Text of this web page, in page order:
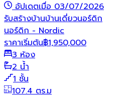
อัปเดตเมื่อ 03/07/2026
รับสร้างบ้านบ้านเดี่ยวนอร์ดิก
นอร์ดิก - Nordic
ราคาเริ่มต้น฿1,950,000
3 ห้อง
2 น้ำ
1 ชั้น
107.4 ตร.ม